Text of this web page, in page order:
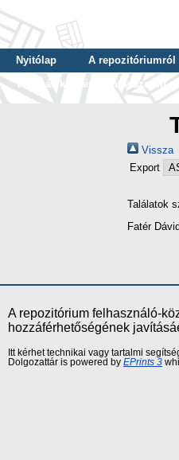
Nyitólap A repozitóriumról
Tallózás képzés szintje szerint
Vissza
Export
Találatok
Fatér
A repozitórium felhasználó-
hozzáférhetőségének
Itt kérhet technikai vagy tartalmi
Dolgozattár is powered by EPrints 3